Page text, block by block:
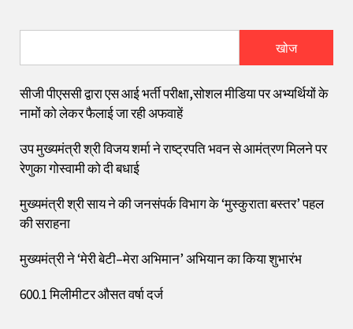
खोज
सीजी पीएससी द्वारा एस आई भर्ती परीक्षा,सोशल मीडिया पर अभ्यर्थियों के
नामों को लेकर फैलाई जा रही अफवाहें
उप मुख्यमंत्री श्री विजय शर्मा ने राष्ट्रपति भवन से आमंत्रण मिलने पर
रेणुका गोस्वामी को दी बधाई
मुख्यमंत्री श्री साय ने की जनसंपर्क विभाग के ‘मुस्कुराता बस्तर’ पहल
की सराहना
मुख्यमंत्री ने ‘मेरी बेटी–मेरा अभिमान’ अभियान का किया शुभारंभ
600.1 मिलीमीटर औसत वर्षा दर्ज